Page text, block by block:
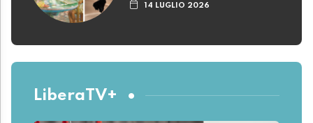
14 LUGLIO 2026
LiberaTV+